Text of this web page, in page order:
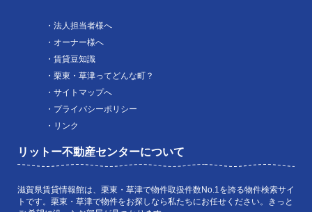
・法人担当者様へ
・オーナー様へ
・賃貸豆知識
・栗東・草津ってどんな町？
・サイトマップへ
・プライバシーポリシー
・リンク
リットー不動産センターについて
滋賀県賃貸情報館は、栗東・草津で物件取扱件数No.1を誇る物件検索サイ
トです。栗東・草津で物件をお探しなら私たちにお任せください。きっと